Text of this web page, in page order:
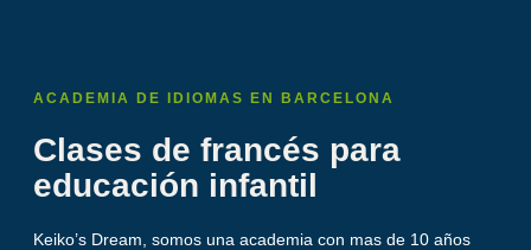
ACADEMIA DE IDIOMAS EN BARCELONA
Clases de francés para
educación infantil
Keiko’s Dream, somos una academia con mas de 10 años